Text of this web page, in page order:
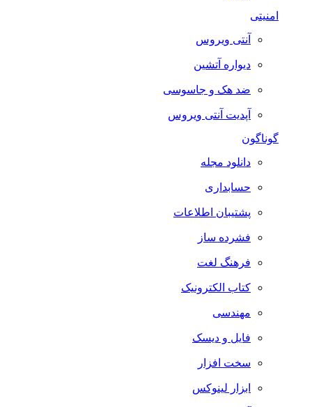
امنیتی
آنتی ویروس
دیواره آتشین
ضد هک و جاسوسی
آپدیت آنتی ویروس
گوناگون
دانلود مجله
حسابداری
پشتیبان اطلاعات
فشرده ساز
فرهنگ لغت
کتاب الکترونیک
مهندسی
فایل و دیسک
سخت افزار
ابزار لینوکس